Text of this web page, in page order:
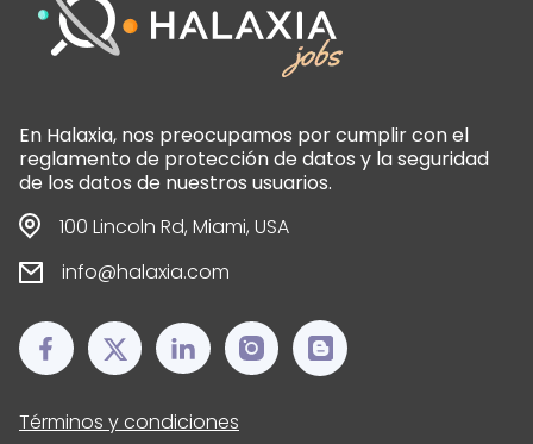
En Halaxia, nos preocupamos por cumplir con el
reglamento de protección de datos y la seguridad
de los datos de nuestros usuarios.
100 Lincoln Rd, Miami, USA
info@halaxia.com
Términos y condiciones